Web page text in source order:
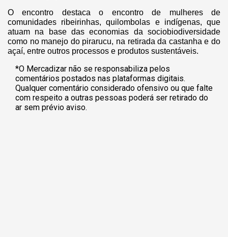
O encontro destaca o encontro de mulheres de
comunidades ribeirinhas, quilombolas e indígenas, que
atuam na base das economias da sociobiodiversidade
como no manejo do pirarucu, na retirada da castanha e do
açaí, entre outros processos e produtos sustentáveis.
*O Mercadizar não se responsabiliza pelos
comentários postados nas plataformas digitais.
Qualquer comentário considerado ofensivo ou que falte
com respeito a outras pessoas poderá ser retirado do
ar sem prévio aviso.